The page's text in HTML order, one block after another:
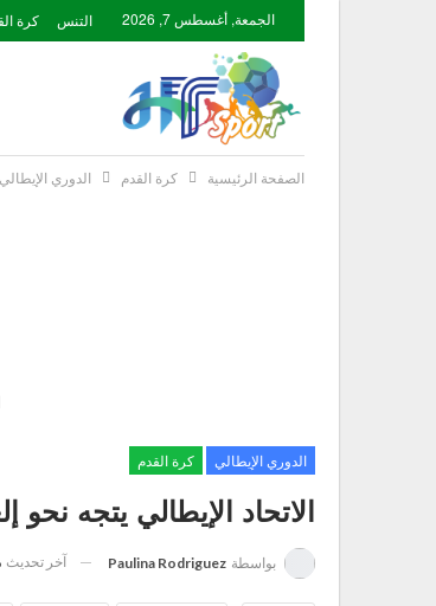
الجمعة, أغسطس 7, 2026 التنس كرة
الصفحة الرئيسية كرة القدم الدوري الإيطالي
الدوري الإيطالي كرة القدم
الاتحاد الإيطالي يتجه نحو
بواسطة Paulina Rodriguez آخر تحديث